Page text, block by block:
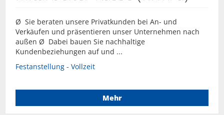
Ø Sie beraten unsere Privatkunden bei An- und
Verkäufen und präsentieren unser Unternehmen nach
außen Ø Dabei bauen Sie nachhaltige
Kundenbeziehungen auf und ...
Festanstellung - Vollzeit
Mehr